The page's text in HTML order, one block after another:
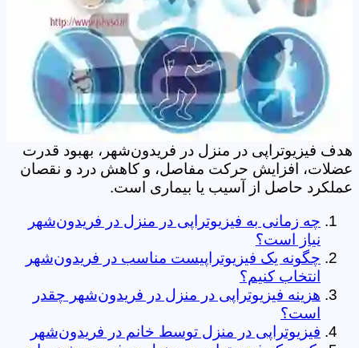
هدف فیزیوتراپی در منزل در فریدون‌شهر، بهبود قدرت
عضلات، افزایش حرکت مفاصل، و کاهش درد و نقصان
عملکرد حاصل از آسیب یا بیماری است.
چه زمانی به فیزیوتراپی در منزل در فریدون‌شهر
نیاز است؟
چگونه یک فیزیوتراپیست مناسب در فریدون‌شهر
انتخاب کنیم؟
هزینه فیزیوتراپی در منزل در فریدون‌شهر چقدر
است؟
فیزیوتراپی در منزل توسط خانم در فریدون‌شهر